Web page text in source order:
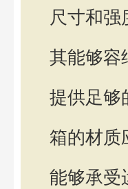
尺寸和强
其能够容
提供足够
箱的材质
能够承受